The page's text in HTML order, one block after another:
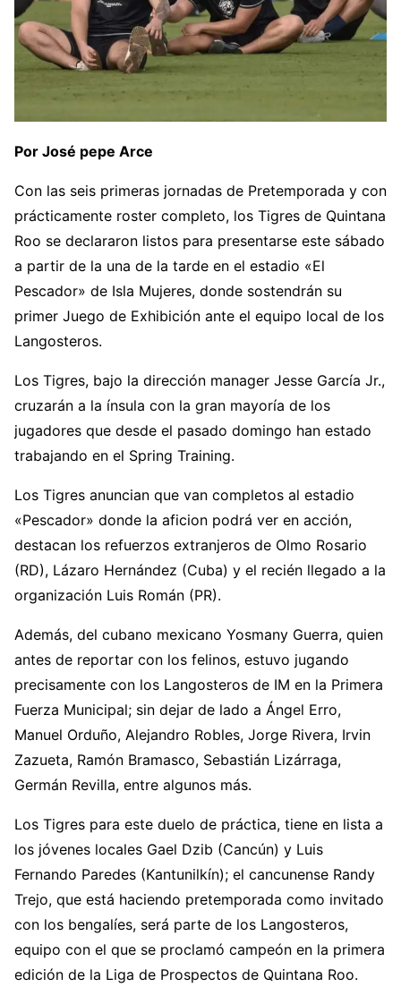
Por José pepe Arce
Con las seis primeras jornadas de Pretemporada y con
prácticamente roster completo, los Tigres de Quintana
Roo se declararon listos para presentarse este sábado
a partir de la una de la tarde en el estadio «El
Pescador» de Isla Mujeres, donde sostendrán su
primer Juego de Exhibición ante el equipo local de los
Langosteros.
Los Tigres, bajo la dirección manager Jesse García Jr.,
cruzarán a la ínsula con la gran mayoría de los
jugadores que desde el pasado domingo han estado
trabajando en el Spring Training.
Los Tigres anuncian que van completos al estadio
«Pescador» donde la aficion podrá ver en acción,
destacan los refuerzos extranjeros de Olmo Rosario
(RD), Lázaro Hernández (Cuba) y el recién llegado a la
organización Luis Román (PR).
Además, del cubano mexicano Yosmany Guerra, quien
antes de reportar con los felinos, estuvo jugando
precisamente con los Langosteros de IM en la Primera
Fuerza Municipal; sin dejar de lado a Ángel Erro,
Manuel Orduño, Alejandro Robles, Jorge Rivera, Irvin
Zazueta, Ramón Bramasco, Sebastián Lizárraga,
Germán Revilla, entre algunos más.
Los Tigres para este duelo de práctica, tiene en lista a
los jóvenes locales Gael Dzib (Cancún) y Luis
Fernando Paredes (Kantunilkín); el cancunense Randy
Trejo, que está haciendo pretemporada como invitado
con los bengalíes, será parte de los Langosteros,
equipo con el que se proclamó campeón en la primera
edición de la Liga de Prospectos de Quintana Roo.